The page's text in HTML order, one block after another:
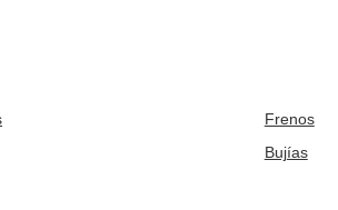
Frenos
Bujías